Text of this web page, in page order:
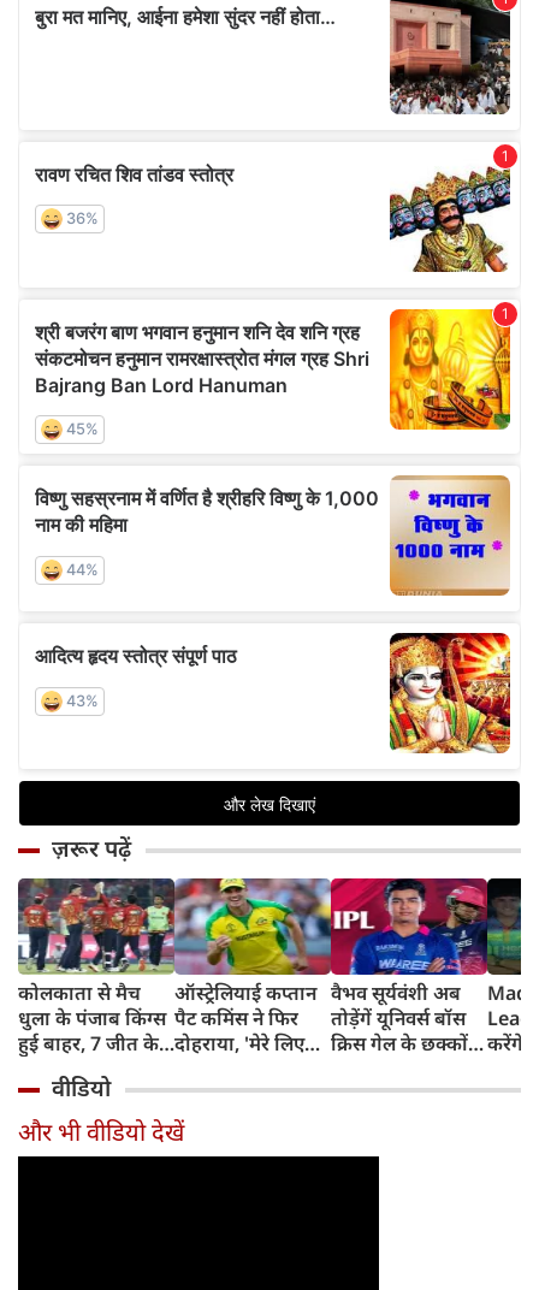
ज़रूर पढ़ें
कोलकाता से मैच
धुला के पंजाब किंग्स
हुई बाहर, 7 जीत के
ऑस्ट्रेलियाई कप्तान
पैट कमिंस ने फिर
दोहराया, 'मेरे लिए
वैभव सूर्यवंशी अब
तोड़ेंगें यूनिवर्स बॉस
क्रिस गेल के छक्कों
करेंगे
टीम में
वीडियो
और भी वीडियो देखें